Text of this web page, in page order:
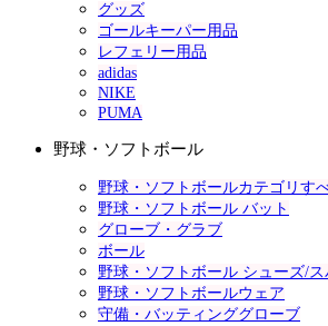
グッズ
ゴールキーパー用品
レフェリー用品
adidas
NIKE
PUMA
野球・ソフトボール
野球・ソフトボールカテゴリす
野球・ソフトボール バット
グローブ・グラブ
ボール
野球・ソフトボール シューズ/ス
野球・ソフトボールウェア
守備・バッティンググローブ